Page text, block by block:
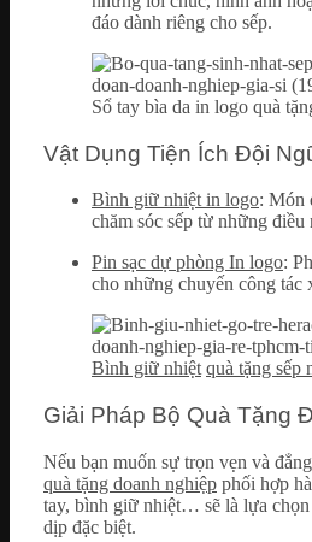
đáo dành riêng cho sếp.
Sổ tay bìa da in logo quà
Vật Dụng Tiện Ích Đội
Bình giữ nhiệt in logo: Món
chăm sóc sếp từ những điều
Pin sạc dự phòng In logo:
cho những chuyến công tác
Bình giữ nhiệt quà tặng sếp
Giải Pháp Bộ Quà Tặng
Nếu bạn muốn sự trọn vẹn và
quà tặng doanh nghiệp phối hợp
tay, bình giữ nhiệt… sẽ là lựa chọn
dịp đặc biệt.